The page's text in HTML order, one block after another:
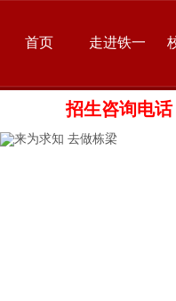
首页 走进铁一
招生咨询电